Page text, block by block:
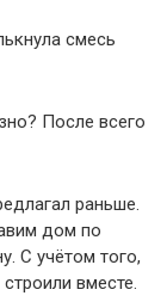
смесь
После всего
раньше.
дом по
С учётом того,
вместе.